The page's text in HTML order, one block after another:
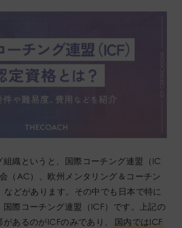
組織というと、国際コーチング連盟（IC
（AC）、欧州メンタリング＆コーチン
などがあります。その中でも日本で特に
国際コーチング連盟（ICF）です。上記の
あるのがICFのみであり、
国内ではICF